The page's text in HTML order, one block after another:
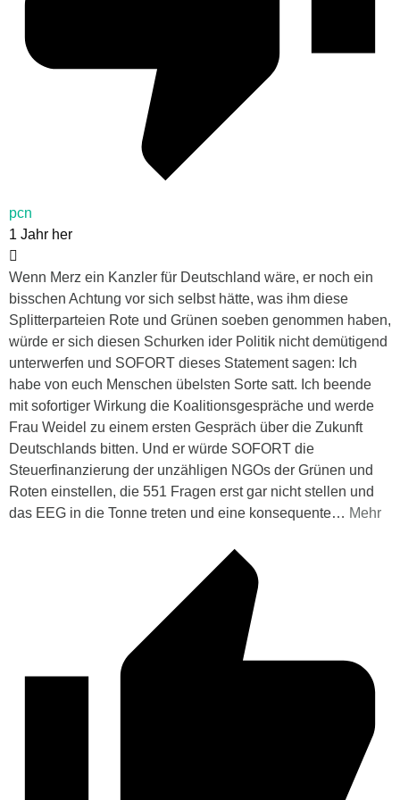
pcn
1 Jahr her
Wenn Merz ein Kanzler für Deutschland wäre, er noch ein
bisschen Achtung vor sich selbst hätte, was ihm diese
Splitterparteien Rote und Grünen soeben genommen haben,
würde er sich diesen Schurken ider Politik nicht demütigend
unterwerfen und SOFORT dieses Statement sagen: Ich
habe von euch Menschen übelsten Sorte satt. Ich beende
mit sofortiger Wirkung die Koalitionsgespräche und werde
Frau Weidel zu einem ersten Gespräch über die Zukunft
Deutschlands bitten. Und er würde SOFORT die
Steuerfinanzierung der unzähligen NGOs der Grünen und
Roten einstellen, die 551 Fragen erst gar nicht stellen und
das EEG in die Tonne treten und eine konsequente… Mehr